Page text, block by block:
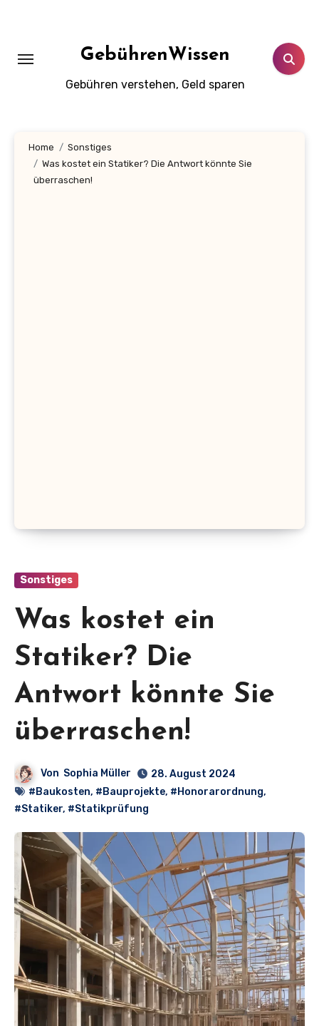
GebührenWissen
Gebühren verstehen, Geld sparen
Home
Sonstiges
Was kostet ein Statiker? Die Antwort könnte Sie
überraschen!
Sonstiges
Was kostet ein
Statiker? Die
Antwort könnte Sie
überraschen!
Von Sophia Müller
28. August 2024
#Baukosten, #Bauprojekte, #Honorarordnung,
#Statiker, #Statikprüfung